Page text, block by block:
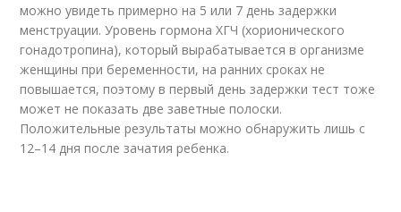
можно увидеть примерно на 5 или 7 день задержки
менструации. Уровень гормона ХГЧ (хорионического
гонадотропина), который вырабатывается в организме
женщины при беременности, на ранних сроках не
повышается, поэтому в первый день задержки тест тоже
может не показать две заветные полоски.
Положительные результаты можно обнаружить лишь с
12–14 дня после зачатия ребенка.